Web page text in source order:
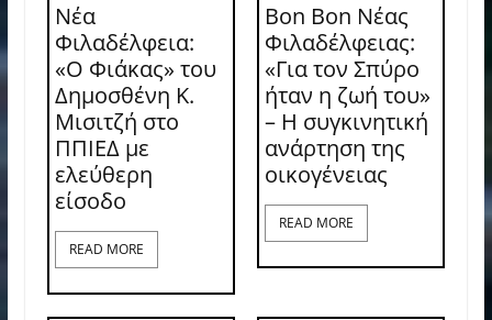
Νέα
Φιλαδέλφεια:
«Ο Φιάκας» του
Δημοσθένη Κ.
Μισιτζή στο
ΠΠΙΕΔ με
ελεύθερη
είσοδο
READ MORE
Bon Bon Νέας
Φιλαδέλφειας:
«Για τον Σπύρο
ήταν η ζωή του»
– Η συγκινητική
ανάρτηση της
οικογένειας
READ MORE